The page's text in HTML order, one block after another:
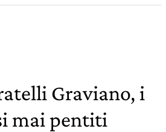
Graviano, i
mai pentiti